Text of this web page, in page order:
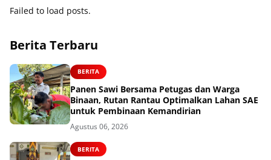
Failed to load posts.
Berita Terbaru
BERITA
Panen Sawi Bersama Petugas dan Warga
Binaan, Rutan Rantau Optimalkan Lahan SAE
untuk Pembinaan Kemandirian
Agustus 06, 2026
BERITA